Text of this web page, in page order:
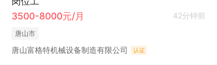
3500-8000元/月
42分钟前
唐山市
唐山富格特机械设备制造有限公司 认证